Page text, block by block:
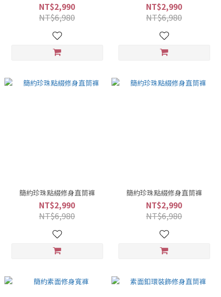
NT$2,990
NT$6,980
NT$2,990
NT$6,980
簡約珍珠點綴修身直筒褲
NT$2,990
NT$6,980
簡約珍珠點綴修身直筒褲
NT$2,990
NT$6,980